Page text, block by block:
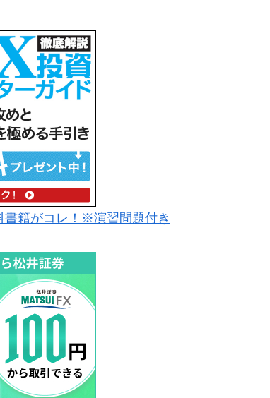
書籍がコレ！※演習問題付き